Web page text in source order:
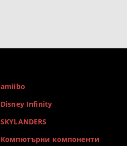
amiibo
Disney Infinity
SKYLANDERS
Компютърни компоненти